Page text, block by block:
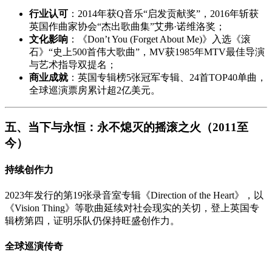
行业认可 ：2014年获Q音乐“启发贡献奖”，2016年斩获
英国作曲家协会“杰出歌曲集”艾弗·诺维洛奖；
文化影响 ：《Don’t You (Forget About Me)》入选《滚
石》“史上500首伟大歌曲”，MV获1985年MTV最佳导演
与艺术指导双提名；
商业成就：英国专辑榜5张冠军专辑、24首TOP40单曲，
全球巡演票房累计超2亿美元。
五、当下与永恒：永不熄灭的摇滚之火（2011至
今）
持续创作力
2023年发行的第19张录音室专辑《Direction of the Heart》，以
《Vision Thing》等歌曲延续对社会现实的关切，登上英国专
辑榜第四，证明乐队仍保持旺盛创作力。
全球巡演传奇